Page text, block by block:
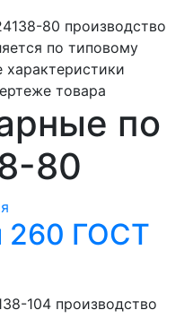
80 производство
по типовому
характеристики
товара
по
80
260 ГОСТ
104 производство